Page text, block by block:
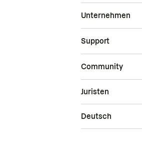
Unternehmen
Support
Community
Juristen
Deutsch